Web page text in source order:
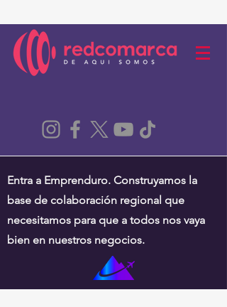
Entra a Emprenduro. Construyamos la
base de colaboración regional que
necesitamos para que a todos nos vaya
bien en nuestros negocios.